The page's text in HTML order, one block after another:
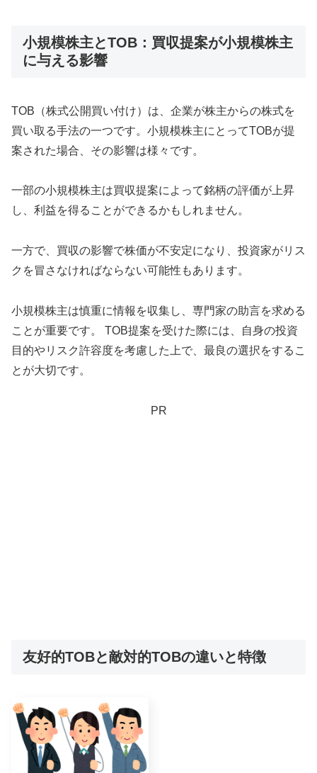
小規模株主とTOB：買収提案が小規模株主
に与える影響
TOB（株式公開買い付け）は、企業が株主からの株式を
買い取る手法の一つです。小規模株主にとってTOBが提
案された場合、その影響は様々です。
一部の小規模株主は買収提案によって銘柄の評価が上昇
し、利益を得ることができるかもしれません。
一方で、買収の影響で株価が不安定になり、投資家がリス
クを冒さなければならない可能性もあります。
小規模株主は慎重に情報を収集し、専門家の助言を求める
ことが重要です。 TOB提案を受けた際には、自身の投資
目的やリスク許容度を考慮した上で、最良の選択をするこ
とが大切です。
PR
友好的TOBと敵対的TOBの違いと特徴